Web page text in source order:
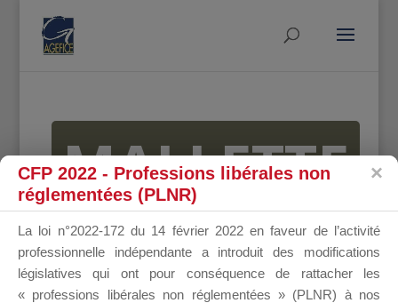
MALLETTE
DU
CFP 2022 - Professions libérales non
réglementées (PLNR)
La loi n°2022-172 du 14 février 2022 en faveur de l’activité
professionnelle indépendante a introduit des modifications
législatives qui ont pour conséquence de rattacher les
« professions libérales non réglementées » (PLNR) à nos